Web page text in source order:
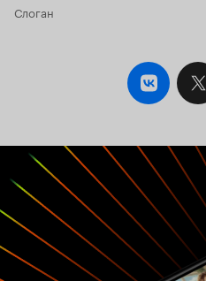
Слоган